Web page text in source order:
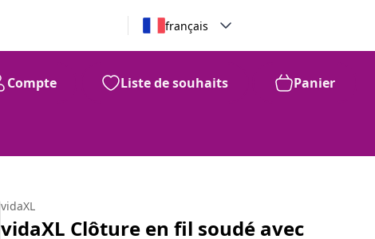
français
Compte Liste de souhaits Panier
vidaXL
vidaXL Clôture en fil soudé avec